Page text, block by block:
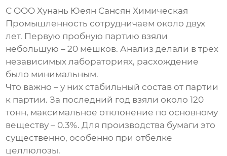
С OOO Хунань Юеян Сансян Химическая
Промышленность сотрудничаем около двух
лет. Первую пробную партию взяли
небольшую – 20 мешков. Анализ делали в трех
независимых лабораториях, расхождение
было минимальным.
Что важно – у них стабильный состав от партии
к партии. За последний год взяли около 120
тонн, максимальное отклонение по основному
веществу – 0.3%. Для производства бумаги это
существенно, особенно при отбелке
целлюлозы.